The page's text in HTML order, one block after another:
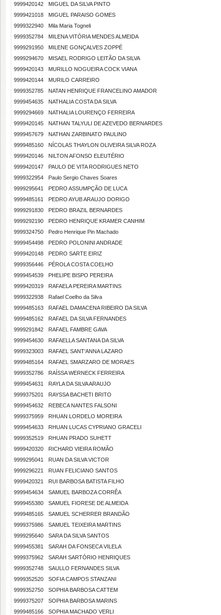
9999420142
MIGUEL DA SILVA PINTO
9999421018
MIGUEL PARAISO GOMES
9999322940
Mila Maria Togneli
9999352784
MILENA VITÓRIA MENDES ALMEIDA
9999291950
MILENE GONÇALVES ZOPPÉ
9999294670
MISAEL RODRIGO LEITÃO DA SILVA
9999420143
MURILLO NOGUEIRA COCK VIANA
9999420144
MURILO CARREIRO
9999352785
NATAN HENRIQUE FRANCELINO AMADOR
9999454635
NATHALIA COSTA DA SILVA
9999294669
NATHALIA LOURENÇO FERREIRA
9999420145
NATHAN TALYULI DE AZEVEDO BERNARDES
9999457679
NATHAN ZARBINATO PAULINO
9999485160
NÍCOLAS THAYLON OLIVEIRA SILVA ROZA
9999420146
NILTON AFONSO ELEUTÉRIO
9999420147
PAULO DE VITA RODRIGUES NETO
9999322954
Paulo Sergio Chaves Soares
9999295641
PEDRO ASSUMPÇÃO DE LUCA
9999485161
PEDRO AYUB ARAUJO DORIGO
9999291830
PEDRO BRAZIL BERNARDES
9999292190
PEDRO HENRIQUE KRAMER CANHIM
9999324750
Pedro Henrique Pin Machado
9999454498
PEDRO POLONINI ANDRADE
9999420148
PEDRO SARTE EIRIZ
9999356446
PÉROLA COSTA COELHO
9999454539
PHELIPE BISPO PEREIRA
9999420319
RAFAELA PEREIRA MARTINS
9999322938
Rafael Coelho da Silva
9999485163
RAFAEL DAMACENA RIBEIRO DA SILVA
9999485162
RAFAEL DA SILVA FERNANDES
9999291842
RAFAEL FAMBRE GAVA
9999454630
RAFAELLA SANTANA DA SILVA
9999323003
RAFAEL SANT'ANNA LAZARO
9999485164
RAFAEL SMARZARO DE MORAES
9999352786
RAÍSSA WERNECK FERREIRA
9999454631
RAYLA DA SILVA ARAUJO
9999375201
RAYSSA BACHETI BRITO
9999454632
REBECA NANTES FALSONI
9999375959
RHUAN LORDELO MOREIRA
9999454633
RHUAN LUCAS CYPRIANO GRACELI
9999352519
RHUAN PRADO SUHETT
9999420320
RICHARD VIEIRA ROMÃO
9999295041
RUAN DA SILVA VICTOR
9999296221
RUAN FELICIANO SANTOS
9999420321
RUI BARBOSA BATISTA FILHO
9999454634
SAMUEL BARBOZA CORRÊA
9999455380
SAMUEL FIORESE DE ALMEIDA
9999485165
SAMUEL SCHERRER BRANDÃO
9999375986
SAMUEL TEIXEIRA MARTINS
9999295640
SARA DA SILVA SANTOS
9999455381
SARAH DA FONSECA VILELA
9999375962
SARAH SARTÓRIO HENRIQUES
9999352748
SAULLO FERNANDES SILVA
9999352520
SOFIA CAMPOS STANZANI
9999352750
SOPHIA BARBOSA CATTEM
9999375207
SOPHIA BARBOSA MARINS
9999485166
SOPHIA MACHADO VERLI